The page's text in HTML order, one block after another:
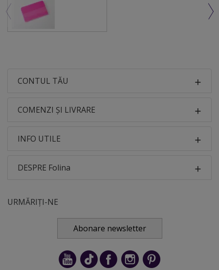
CONTUL TĂU
COMENZI ȘI LIVRARE
INFO UTILE
DESPRE Folina
URMĂRIȚI-NE
Abonare newsletter